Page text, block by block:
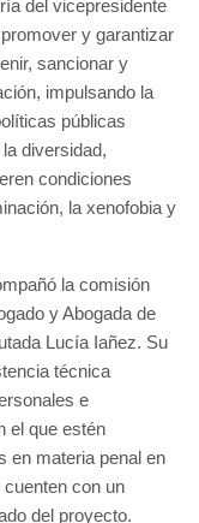
del vicepresidente
y garantizar
sancionar y
impulsando la
públicas
diversidad,
condiciones
la xenofobia y
la comisión
y Abogada de
Lucía Iañez. Su
técnica
e
el que estén
en materia penal en
con un
del proyecto.